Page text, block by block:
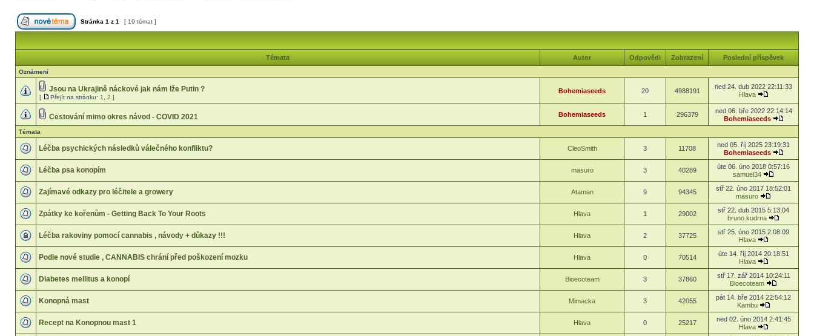
Stránka 1 z 1 [ 19 témat ]
Témata Autor Odpovědi Zobrazení Poslední příspěvek
Oznámení
Jsou na Ukrajině náckové jak nám lže Putin ?
[ Přejít na stránku: 1 2 ]
Bohemiaseeds 20 4988191
ned 24. dub 2022 22:11:33
Hlava
Cestování mimo okres návod - COVID 2021 Bohemiaseeds 1 296379
ned 06. bře 2022 22:14:14
Bohemiaseeds
Témata
Léčba psychických následků válečného konfliktu? CleoSmith 3 11708
ned 05. říj 2025 23:19:31
Bohemiaseeds
Léčba psa konopím masuro 3 40289
úte 06. úno 2018 0:57:16
samuel34
Zajímavé odkazy pro léčitele a growery Ataman 9 94345
stř 22. úno 2017 18:52:01
masuro
Zpátky ke kořenům - Getting Back To Your Roots Hlava 1 29002
stř 22. dub 2015 5:13:04
bruno.kudrna
Léčba rakoviny pomocí cannabis , návody + důkazy !!! Hlava 2 37725
stř 25. úno 2015 2:08:09
Hlava
Podle nové studie , CANNABIS chrání před poškození mozku Hlava 0 70514
úte 14. říj 2014 20:18:51
Hlava
Diabetes mellitus a konopí Bioecoteam 3 37860
stř 17. zář 2014 10:24:11
Bioecoteam
Konopná mast Mimacka 3 42055
pát 14. bře 2014 22:54:12
Kambu
Recept na Konopnou mast 1 Hlava 0 25217
ned 02. úno 2014 2:41:45
Hlava